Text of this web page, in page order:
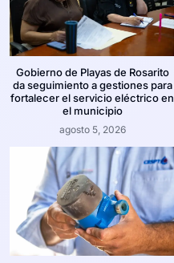
Gobierno de Playas de Rosarito
da seguimiento a gestiones para
fortalecer el servicio eléctrico en
el municipio
agosto 5, 2026